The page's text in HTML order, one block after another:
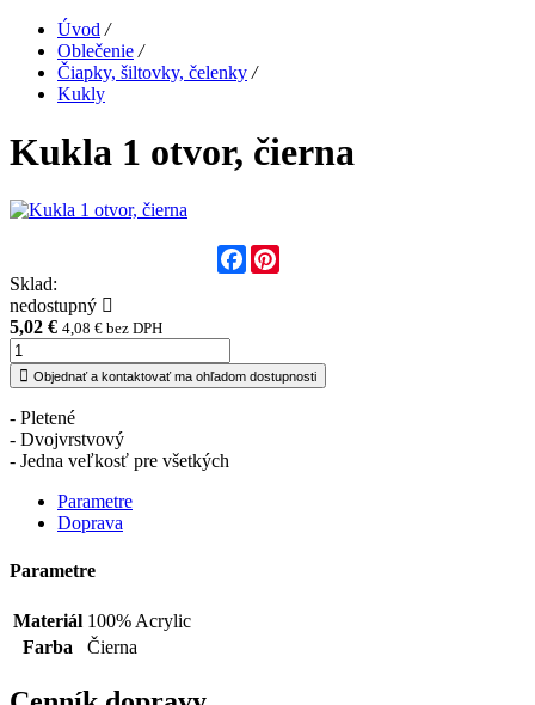
Úvod /
Oblečenie /
Čiapky, šiltovky, čelenky /
Kukly
Kukla 1 otvor, čierna
Facebook
Sklad:
nedostupný
5,02 € 4,08 € bez DPH
Objednať a kontaktovať ma ohľadom dostupnosti
- Pletené
- Dvojvrstvový
- Jedna veľkosť pre všetkých
Parametre
Doprava
Parametre
Materiál 100% Acrylic
Farba
Čierna